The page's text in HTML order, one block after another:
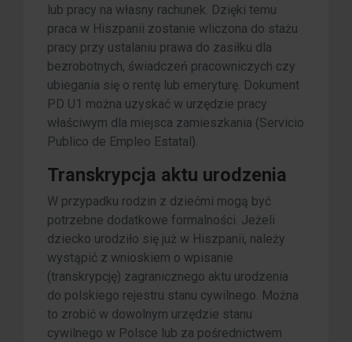
lub pracy na własny rachunek. Dzięki temu
praca w Hiszpanii zostanie wliczona do stażu
pracy przy ustalaniu prawa do zasiłku dla
bezrobotnych, świadczeń pracowniczych czy
ubiegania się o rentę lub emeryturę. Dokument
PD U1 można uzyskać w urzędzie pracy
właściwym dla miejsca zamieszkania (Servicio
Publico de Empleo Estatal).
Transkrypcja aktu urodzenia
W przypadku rodzin z dziećmi mogą być
potrzebne dodatkowe formalności. Jeżeli
dziecko urodziło się już w Hiszpanii, należy
wystąpić z wnioskiem o wpisanie
(transkrypcję) zagranicznego aktu urodzenia
do polskiego rejestru stanu cywilnego. Można
to zrobić w dowolnym urzędzie stanu
cywilnego w Polsce lub za pośrednictwem